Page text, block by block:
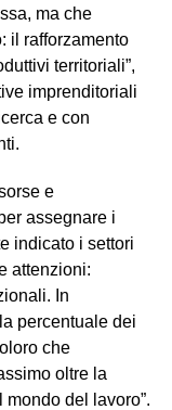
ma che
il rafforzamento
territoriali”,
imprenditoriali
e con
e
assegnare i
indicato i settori
attenzioni:
In
percentuale dei
che
oltre la
del lavoro”.